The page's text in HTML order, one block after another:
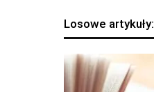
Losowe artykuły: